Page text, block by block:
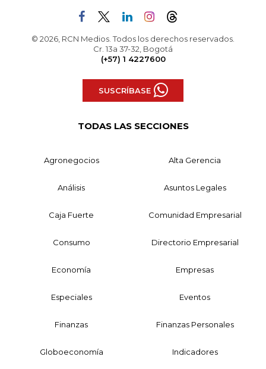
© 2026, RCN Medios. Todos los derechos reservados.
Cr. 13a 37-32, Bogotá
(+57) 1 4227600
SUSCRÍBASE
TODAS LAS SECCIONES
Agronegocios Alta Gerencia
Análisis Asuntos Legales
Caja Fuerte Comunidad Empresarial
Consumo Directorio Empresarial
Economía Empresas
Especiales Eventos
Finanzas Finanzas Personales
Globoeconomía Indicadores